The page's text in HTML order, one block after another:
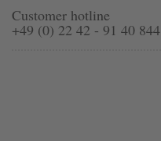
Customer hotline
+49 (0) 22 42 - 91 40 844